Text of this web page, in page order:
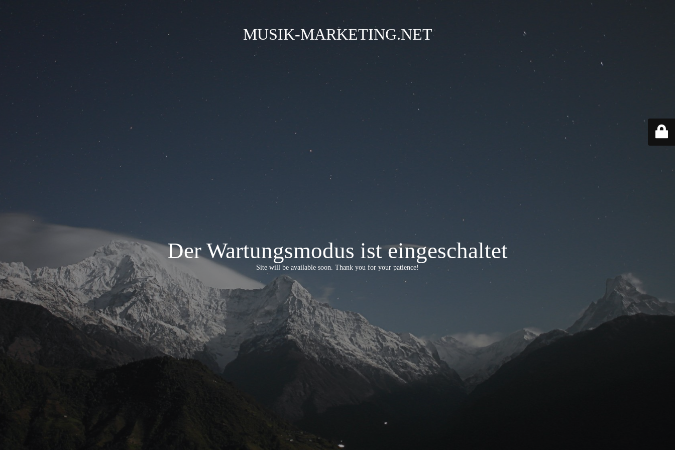
MUSIK-MARKETING.NET
Der Wartungsmodus ist eingeschaltet
Site will be available soon. Thank you for your patience!